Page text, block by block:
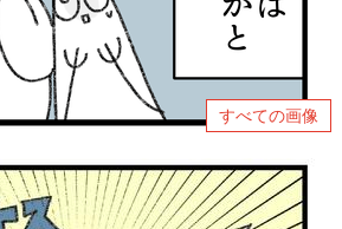
すべての画像